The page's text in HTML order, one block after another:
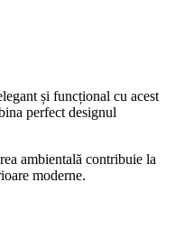
și funcțional cu acest
perfect designul
ambientală contribuie la
moderne.